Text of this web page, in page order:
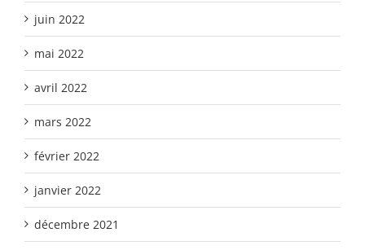
juin 2022
mai 2022
avril 2022
mars 2022
février 2022
janvier 2022
décembre 2021